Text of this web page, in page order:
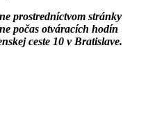
prostredníctvom stránky
počas otváracích hodín
ceste 10 v Bratislave.